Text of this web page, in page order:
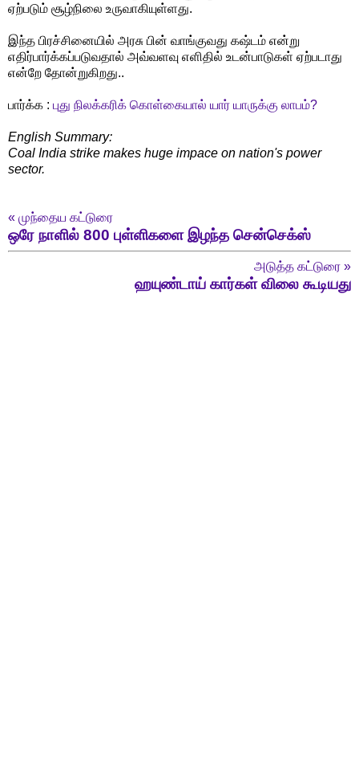
ஏற்படும் சூழ்நிலை உருவாகியுள்ளது.
இந்த பிரச்சினையில் அரசு பின் வாங்குவது கஷ்டம் என்று
எதிர்பார்க்கப்படுவதால் அவ்வளவு எளிதில் உடன்பாடுகள் ஏற்படாது
என்றே தோன்றுகிறது..
பார்க்க : புது நிலக்கரிக் கொள்கையால் யார் யாருக்கு லாபம்?
English Summary:
Coal India strike makes huge impace on nation's power
sector.
« முந்தைய கட்டுரை
ஒரே நாளில் 800 புள்ளிகளை இழந்த சென்செக்ஸ்
அடுத்த கட்டுரை »
ஹயுண்டாய் கார்கள் விலை கூடியது